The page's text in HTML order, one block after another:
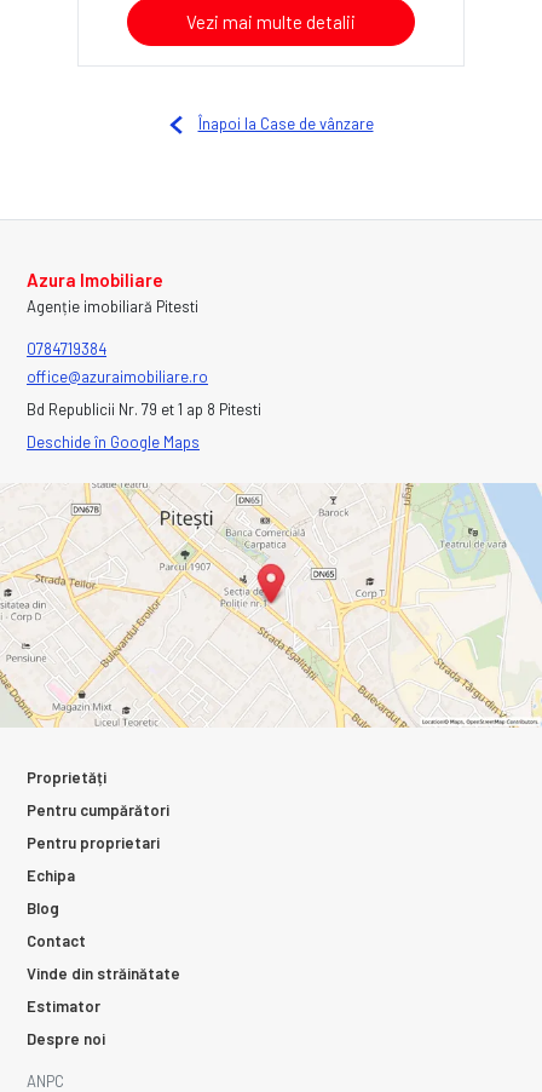
Vezi mai multe detalii
Înapoi la Case de vânzare
Azura Imobiliare
Agenție imobiliară Pitesti
0784719384
office@azuraimobiliare.ro
Bd Republicii Nr. 79 et 1 ap 8 Pitesti
Deschide în Google Maps
Proprietăți
Pentru cumpărători
Pentru proprietari
Echipa
Blog
Contact
Vinde din străinătate
Estimator
Despre noi
ANPC